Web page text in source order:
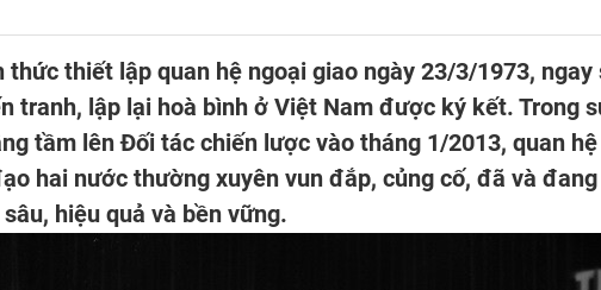
thiết lập quan hệ ngoại giao ngày 23/3/1973,
tranh, lập lại hoà bình ở Việt Nam được ký kết. Trong
tầm lên Đối tác chiến lược vào tháng 1/2013, quan
hai nước thường xuyên vun đắp, củng cố, đã và
hiệu quả và bền vững.